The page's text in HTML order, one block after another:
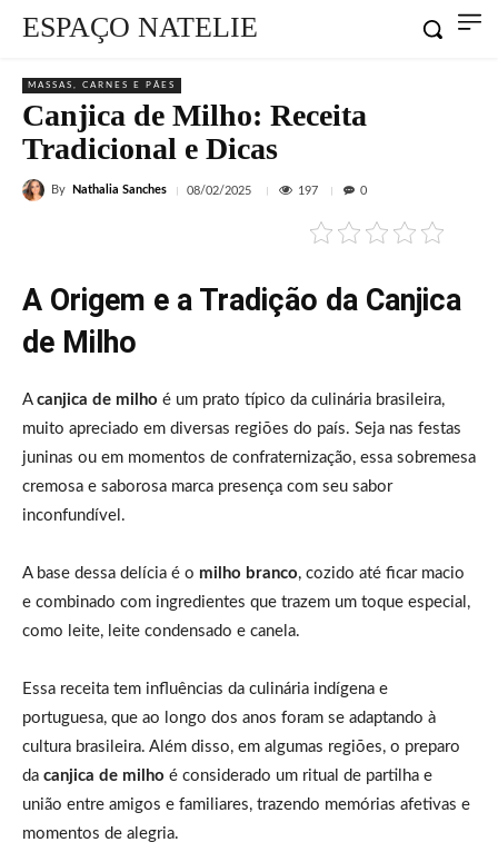
ESPAÇO NATELIE
MASSAS, CARNES E PÃES
Canjica de Milho: Receita
Tradicional e Dicas
By Nathalia Sanches 08/02/2025 197 0
A Origem e a Tradição da Canjica
de Milho
A canjica de milho é um prato típico da culinária brasileira,
muito apreciado em diversas regiões do país. Seja nas festas
juninas ou em momentos de confraternização, essa sobremesa
cremosa e saborosa marca presença com seu sabor
inconfundível.
A base dessa delícia é o milho branco, cozido até ficar macio
e combinado com ingredientes que trazem um toque especial,
como leite, leite condensado e canela.
Essa receita tem influências da culinária indígena e
portuguesa, que ao longo dos anos foram se adaptando à
cultura brasileira. Além disso, em algumas regiões, o preparo
da canjica de milho é considerado um ritual de partilha e
união entre amigos e familiares, trazendo memórias afetivas e
momentos de alegria.